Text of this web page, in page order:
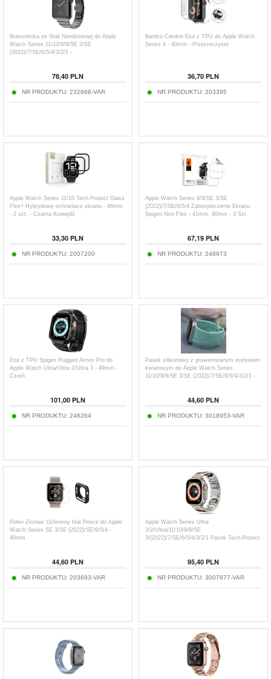
Bransoletka ze Stali Nierdzewnej do Apple
Watch Series 11/10/9/8/SE 3/SE
(2022)/7/SE/6/5/4/3/2/1 -
78,40 PLN
NR PRODUKTU: 232668-VAR
Bardzo Cienkie Etui z TPU do Apple Watch
Series 4 - 40mm - Przezroczyste
36,70 PLN
NR PRODUKTU: 203395
Apple Watch Series 11/10 Tech-Protect Glass
Flex+ Hybrydowy ochraniacz ekranu - 46mm
- 2 szt. - Czarna Krawędź
33,30 PLN
NR PRODUKTU: 2007200
Apple Watch Series 9/8/SE 3/SE
(2022)/7/SE/6/5/4 Zabezpieczenie Ekranu
Spigen Neo Flex - 41mm, 40mm - 3 Szt.
67,19 PLN
NR PRODUKTU: 248973
Etui z TPU Spigen Rugged Armor Pro do
Apple Watch Ultra/Ultra 2/Ultra 3 - 49mm -
Czerń
101,00 PLN
NR PRODUKTU: 246264
Pasek silikonowy z grawerowanym motywem
kwiatowym do Apple Watch Series
11/10/9/8/SE 3/SE (2022)/7/SE/6/5/4/3/2/1 -
44,60 PLN
NR PRODUKTU: 3018953-VAR
Pełen Zestaw Ochronny Hat Prince do Apple
Watch Series SE 3/SE (2022)/SE/6/5/4 -
40mm
44,60 PLN
NR PRODUKTU: 203693-VAR
Apple Watch Series Ultra
3/2/Ultra/11/10/9/8/SE
3/(2022)/7/SE/6/5/4/3/2/1 Pasek Tech-Protect
95,40 PLN
NR PRODUKTU: 3007877-VAR